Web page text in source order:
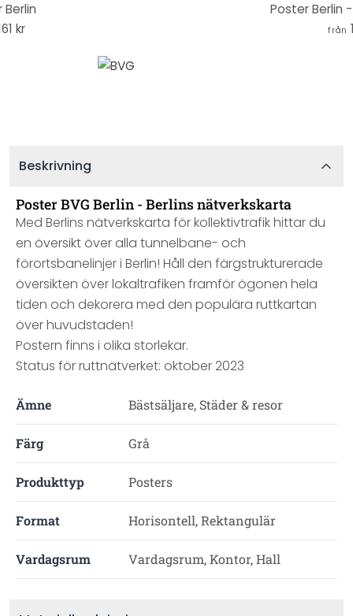
Berlin
kr
Poster Berlin
från
Beskrivning
Poster BVG Berlin - Berlins nätverkskarta
Med Berlins nätverkskarta för kollektivtrafik hittar du
en översikt över alla tunnelbane- och
förortsbanelinjer i Berlin! Håll den färgstrukturerade
översikten över lokaltrafiken framför ögonen hela
tiden och dekorera med den populära ruttkartan
över huvudstaden!
Postern finns i olika storlekar.
Status för ruttnätverket: oktober 2023
Ämne Bästsäljare, Städer & resor
Färg Grå
Produkttyp Posters
Format Horisontell, Rektangulär
Vardagsrum Vardagsrum, Kontor, Hall